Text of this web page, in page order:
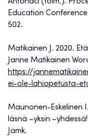
Antonaci (toim.).
Education Conference
502.
Matikainen J. 2020.
Janne Matikainen
https://
ei-ole-lahiopetusta-
Maunonen-Eskelinen
läsnä –yksin
Jamk.